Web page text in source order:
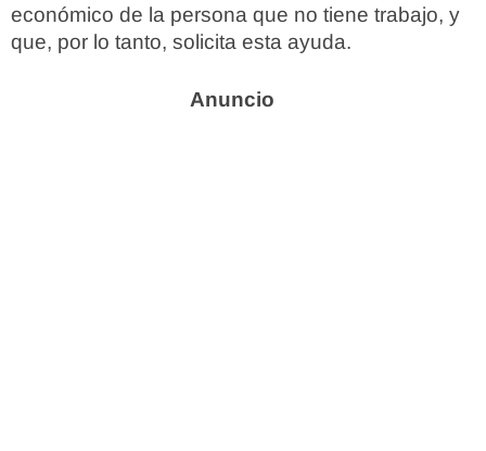
económico de la persona que no tiene trabajo, y
que, por lo tanto, solicita esta ayuda.